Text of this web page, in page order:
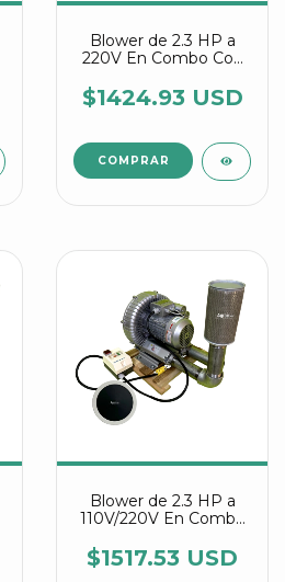
Blower de 2.3 HP a
220V En Combo Con
$1424.93 USD
Blower de 2.3 HP a
110V/220V En Combo
Agrair
$1517.53 USD